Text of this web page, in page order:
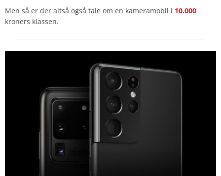
Men så er der altså også tale om en kameramobil i 10.000
kroners klassen.